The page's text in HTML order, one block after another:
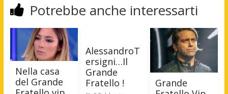
Potrebbe anche interessarti
Nella casa
del Grande
AlessandroT
ersigni…Il
Grande
Fratello !
Grande